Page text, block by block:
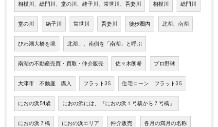
相模川、総門川、堂の川、緒子川、常世川、吾妻川 相模川 総門川
堂の川 緒子川 常世川 吾妻川 徒歩圏内 北湖、南湖
びわ湖大橋を境 北湖」、南側を「南湖」と呼ぶ
南湖の不動産売買・買取・仲介販売 佐々木朗希 プロ野球
大津市 不動産 購入 フラット35 住宅ローン フラット35
におの浜54歳 におの浜には、『におの浜１号橋から７号橋』
におの浜７橋 におの浜エリア 仲介販売 各月の満月の名称